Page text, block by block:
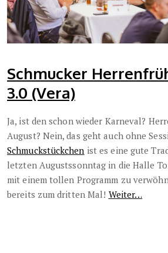
Schmucker
3.0 (Vera)
Ja, ist den schon wieder Karneval?
August? Nein, das geht auch ohne
Schmuckstückchen ist es eine gute
letzten Augustssonntag in die Halle
mit einem tollen Programm zu
bereits zum dritten Mal! Weiter…